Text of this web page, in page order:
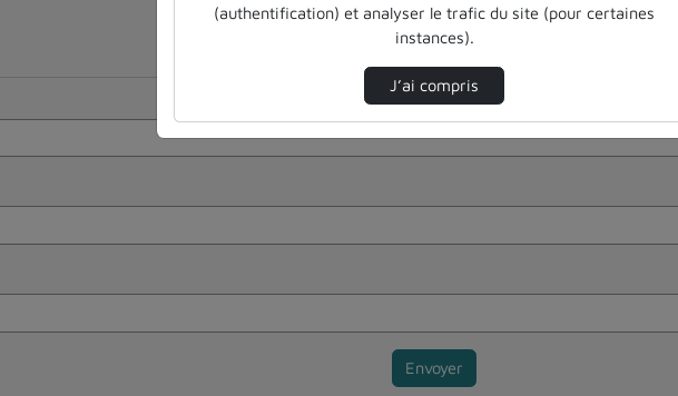
Envoyer
(authentification) et analyser le trafic du site (pour certaines
instances).
J’ai compris